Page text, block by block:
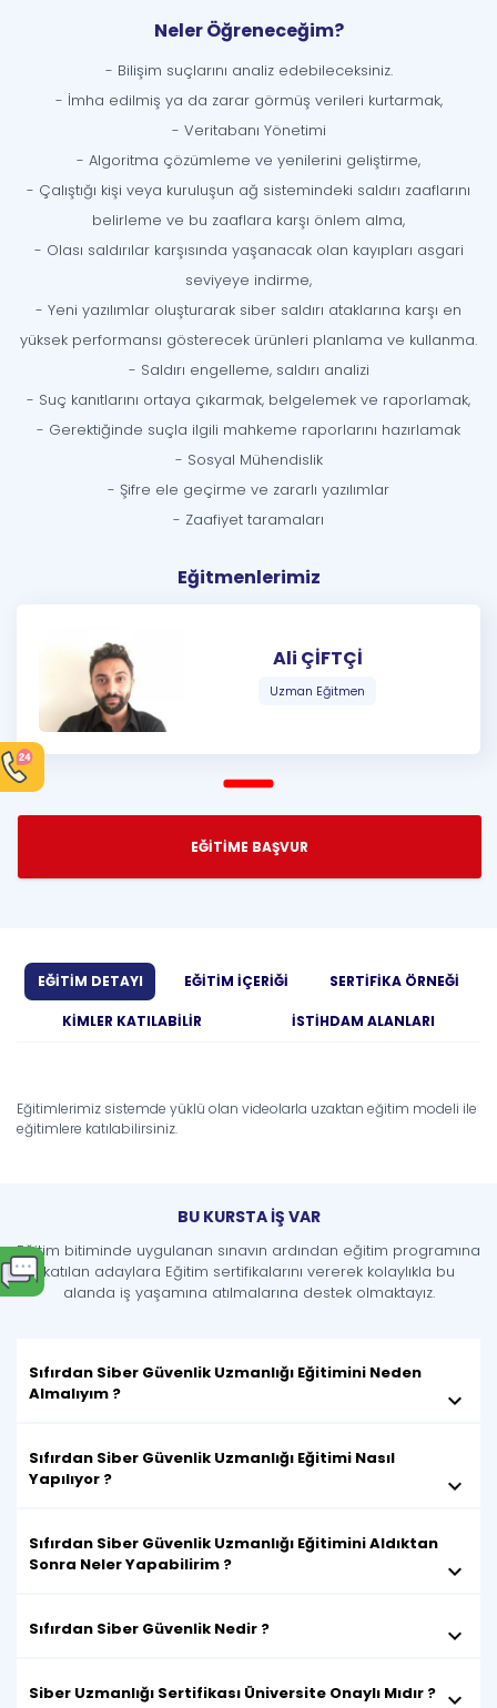
Neler Öğreneceğim?
- Bilişim suçlarını analiz edebileceksiniz.
- İmha edilmiş ya da zarar görmüş verileri kurtarmak,
- Veritabanı Yönetimi
- Algoritma çözümleme ve yenilerini geliştirme,
- Çalıştığı kişi veya kuruluşun ağ sistemindeki saldırı zaaflarını
belirleme ve bu zaaflara karşı önlem alma,
- Olası saldırılar karşısında yaşanacak olan kayıpları asgari
seviyeye indirme,
- Yeni yazılımlar oluşturarak siber saldırı ataklarına karşı en
yüksek performansı gösterecek ürünleri planlama ve kullanma.
- Saldırı engelleme, saldırı analizi
- Suç kanıtlarını ortaya çıkarmak, belgelemek ve raporlamak,
- Gerektiğinde suçla ilgili mahkeme raporlarını hazırlamak
- Sosyal Mühendislik
- Şifre ele geçirme ve zararlı yazılımlar
- Zaafiyet taramaları
Eğitmenlerimiz
Ali ÇİFTÇİ
Uzman Eğitmen
EĞİTİME BAŞVUR
EĞİTİM DETAYI EĞİTİM İÇERİĞİ SERTİFİKA ÖRNEĞİ
KİMLER KATILABİLİR İSTİHDAM ALANLARI
Eğitimlerimiz sistemde yüklü olan videolarla uzaktan eğitim modeli ile
eğitimlere katılabilirsiniz.
BU KURSTA İŞ VAR
Eğitim bitiminde uygulanan sınavın ardından eğitim programına
katılan adaylara Eğitim sertifikalarını vererek kolaylıkla bu
alanda iş yaşamına atılmalarına destek olmaktayız.
Sıfırdan Siber Güvenlik Uzmanlığı Eğitimini Neden
Almalıyım ?
keyboard_arrow_down
Sıfırdan Siber Güvenlik Uzmanlığı Eğitimi Nasıl
Yapılıyor ?
keyboard_arrow_down
Sıfırdan Siber Güvenlik Uzmanlığı Eğitimini Aldıktan
Sonra Neler Yapabilirim ?
keyboard_arrow_down
Sıfırdan Siber Güvenlik Nedir ? keyboard_arrow_down
Siber Uzmanlığı Sertifikası Üniversite Onaylı Mıdır ? keyboard_arrow_down